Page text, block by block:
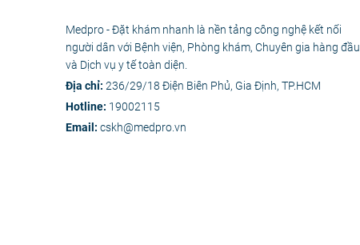
Medpro - Đặt khám nhanh là nền tảng công nghệ kết nối
người dân với Bệnh viện, Phòng khám, Chuyên gia hàng đầu
và Dịch vụ y tế toàn diện.
Địa chỉ: 236/29/18 Điện Biên Phủ, Gia Định, TP.HCM
Hotline: 19002115
Email: cskh@medpro.vn